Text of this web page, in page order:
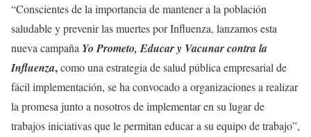
“Conscientes de la importancia de mantener a la población
saludable y prevenir las muertes por Influenza, lanzamos esta
nueva campaña Yo Prometo, Educar y Vacunarcontra la
Influenza,como una estrategia de salud pública empresarial de
fácil implementación, se ha convocado a organizaciones a realizar
la promesa junto a nosotros de implementar en su lugar de
trabajos iniciativas que le permitan educar a su equipo de trabajo”,